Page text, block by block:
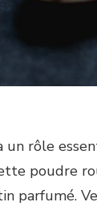
un rôle
poudre
parfumé.